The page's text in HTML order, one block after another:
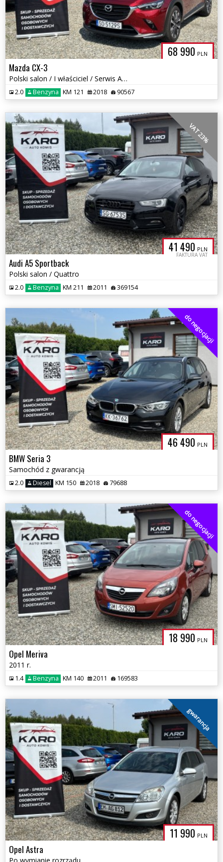
68 990 PLN
Mazda CX-3
Polski salon / I właściciel / Serwis ASO
2.0 Benzyna KM 121 2018 90567
41 490 PLN
FAKTURA VAT
VAT 23%
Audi A5 Sportback
Polski salon / Quattro
2.0 Benzyna KM 211 2011 369154
46 490 PLN
do negocjacji
BMW Seria 3
Samochód z gwarancją
2.0 Diesel KM 150 2018 79688
18 990 PLN
do negocjacji
Opel Meriva
2011 r.
1.4 Benzyna KM 140 2011 169583
11 990 PLN
gwarancja
Opel Astra